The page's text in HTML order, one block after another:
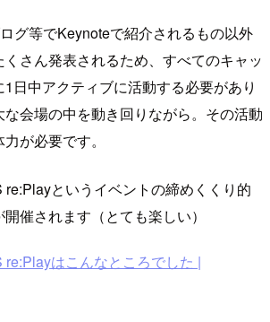
グ等でKeynoteで紹介されるもの以外
さん発表されるため、すべてのキャッ
日中アクティブに活動する必要があり
な会場の中を動き回りながら。その活動
が必要です。
re:Playというイベントの締めくくり的
催されます（とても楽しい）
re:Playはこんなところでした |